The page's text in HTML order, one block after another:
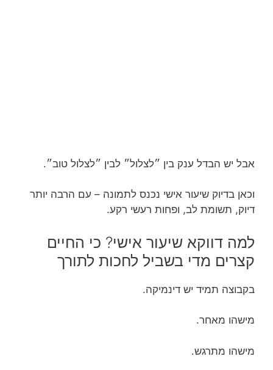
אבל יש הבדל ענק בין ״לצלול״ לבין ״לצלול טוב״.
וכאן בדיוק שיעור אישי נכנס לתמונה – עם הרבה יותר
דיוק, תשומת לב, ופחות רעשי רקע.
למה דווקא שיעור אישי? כי החיים
קצרים מדי בשביל לחכות לתורך
בקבוצה תמיד יש דינמיקה.
מישהו מאחר.
מישהו מתרגש.